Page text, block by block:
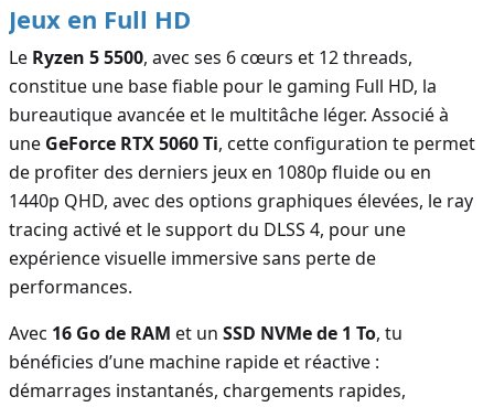
Jeux en Full HD
Le Ryzen 5 5500, avec ses 6 cœurs et 12 threads,
constitue une base fiable pour le gaming Full HD, la
bureautique avancée et le multitâche léger. Associé à
une GeForce RTX 5060 Ti, cette configuration te permet
de profiter des derniers jeux en 1080p fluide ou en
1440p QHD, avec des options graphiques élevées, le ray
tracing activé et le support du DLSS 4, pour une
expérience visuelle immersive sans perte de
performances.
Avec 16 Go de RAM et un SSD NVMe de 1 To, tu
bénéficies d’une machine rapide et réactive :
démarrages instantanés, chargements rapides,